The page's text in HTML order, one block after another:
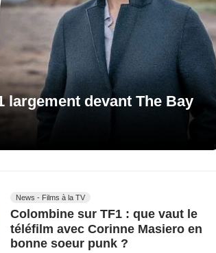
largement devant The Bay
News - Films à la TV
Colombine sur TF1 : que vaut le
téléfilm avec Corinne Masiero en
bonne soeur punk ?